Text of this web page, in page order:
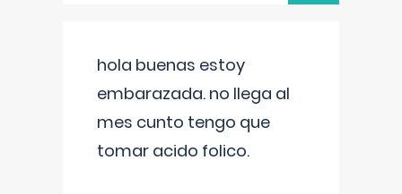
hola buenas estoy
embarazada. no llega al
mes cunto tengo que
tomar acido folico.